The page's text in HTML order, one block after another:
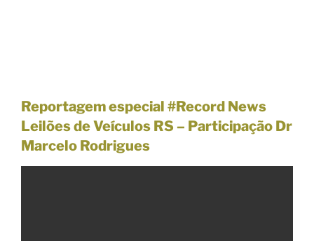
Reportagem especial #Record News
Leilões de Veículos RS – Participação Dr
Marcelo Rodrigues